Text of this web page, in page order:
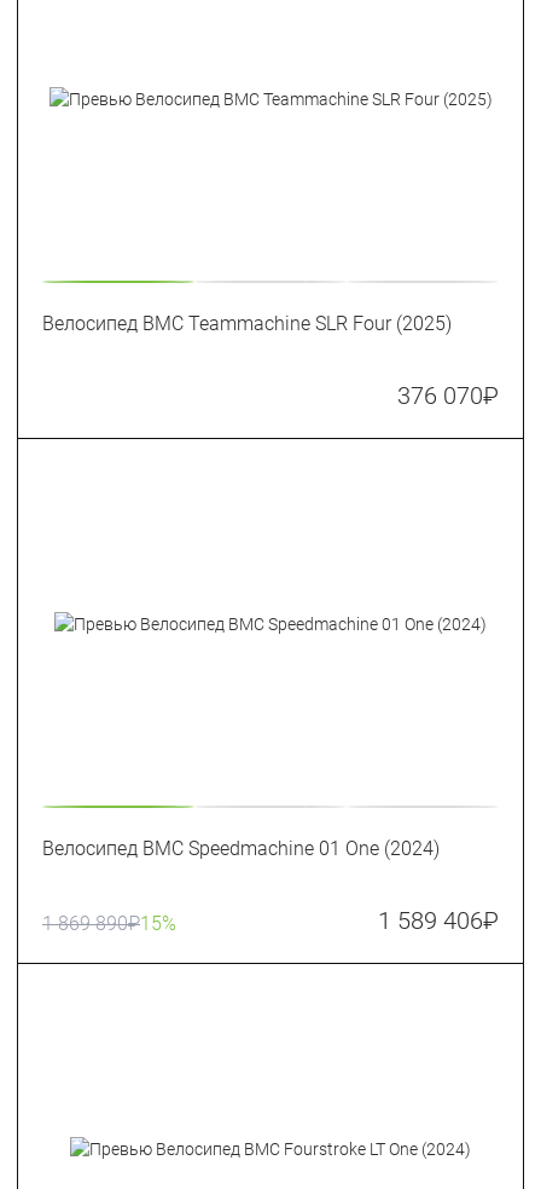
Велосипед BMC Teammachine SLR Four (2025)
376 070₽
Велосипед BMC Speedmachine 01 One (2024)
1 869 890₽15% 1 589 406₽